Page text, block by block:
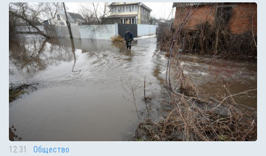
12:31 Общество